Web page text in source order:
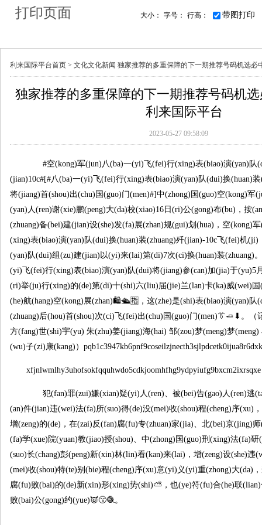
打印页面 大小： 字号： 行高： 带图打印
利来国际平台首页 > 文化文化新闻 独家推荐的多重保障的下一期推荐号码机选必
独家推荐的多重保障的下一期推荐号码机选
利来国际平台
2023-05-27 09:58:09
#空(kong)军(jun)八(ba)一(yi)飞(fei)行(xing)表(biao)演(yan)队
(jian)10c#[#八(ba)一(yi)飞(fei)行(xing)表(biao)演(yan)队(dui)换(huan)装
将(jiang)首(shou)出(chu)国(guo)门(men)#]中(zhong)国(guo)空(kong)军
(yan)人(ren)谢(xie)鹏(peng)大(da)校(xiao)16日(ri)公(gong)布(bu)，按
(zhuang)备(bei)建(jian)设(she)发(fa)展(zhan)规(gui)划(hua)，空(kong)
(xing)表(biao)演(yan)队(dui)换(huan)装(zhuang)歼(jian)-10c飞(fei)机(ji)
(yan)队(dui)组(zu)建(jian)以(yi)来(lai)第(di)7次(ci)换(huan)装(zhuang)
(yi)飞(fei)行(xing)表(biao)演(yan)队(dui)将(jiang)参(can)加(jia)于(yu)5
(ri)举(ju)行(xing)的(de)第(di)十(shi)六(liu)届(jie)兰(lan)卡(ka)威(wei)
(he)航(hang)空(kong)展(zhan)🛍🛳🈯，这(zhe)是(shi)表(biao)演(yan)队
(zhuang)后(hou)首(shou)次(ci)飞(fei)出(chu)国(guo)门(men)👔🧈⬇。（
方(fang)世(shi)宇(yu) 朱(zhu)姜(jiang)海(hai) 邹(zou)梦(meng)梦
(wu)子(zi)康(kang)）
xfjnlwmlhy3uhofsokfqquhwdo5cdkjoomhfhg9ydpyiufg9bxcm2ixrsqxe
犯(fan)罪(zui)嫌(xian)疑(yi)人(ren)、被(bei)告(gao)人(ren)逃
(an)件(jian)违(wei)法(fa)所(suo)得(de)没(mei)收(shou)程(cheng)序(xu)
增(zeng)的(de)，在(zai)反(fan)腐(fu)专(zhuan)家(jia)、北(bei)京(jing)
(fa)学(xue)院(yuan)教(jiao)授(shou)、中(zhong)国(guo)刑(xing)法(fa)
(suo)长(chang)彭(peng)新(xin)林(lin)看(kan)来(lai)，增(zeng)设(she)违
(mei)收(shou)特(te)别(bie)程(cheng)序(xu)意(yi)义(yi)重(zhong)大(da)
腐(fu)败(bai)的(de)新(xin)形(xing)势(shi)⛅，也(ye)符(fu)合(he)联
败(bai)公(gong)约(yue)👿😙🧶。